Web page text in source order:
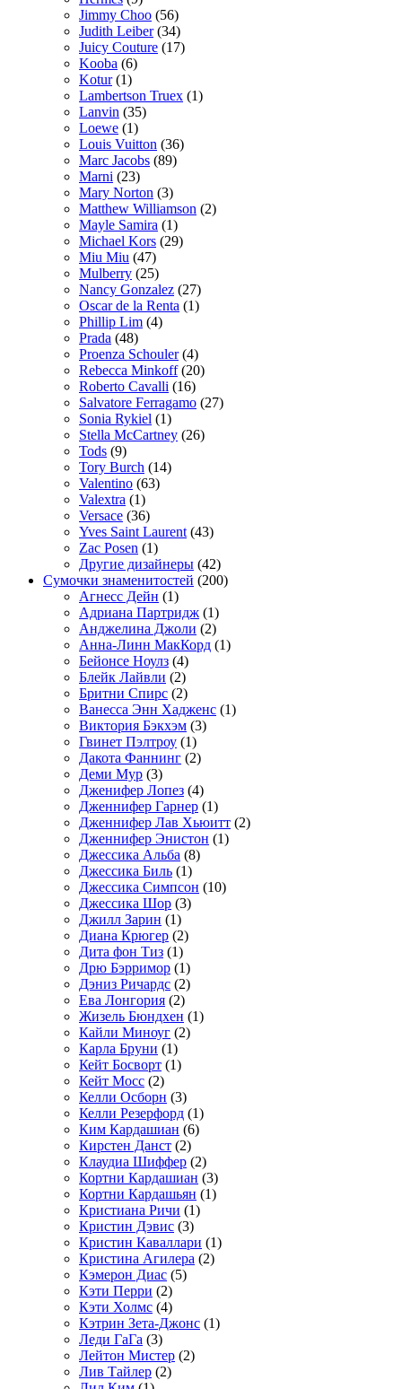
Jimmy Choo (56)
Judith Leiber(34)
Juicy Couture (17)
Kooba (6)
Kotur(1)
Lambertson Truex (1)
Lanvin (35)
Loewe (1)
Louis Vuitton (36)
Marc Jacobs (89)
Marni (23)
Mary Norton (3)
Matthew Williamson (2)
Mayle Samira (1)
Michael Kors (29)
Miu Miu (47)
Mulberry (25)
Nancy Gonzalez (27)
Oscar de la Renta (1)
Phillip Lim (4)
Prada (48)
Proenza Schouler(4)
Rebecca Minkoff(20)
Roberto Cavalli (16)
Salvatore Ferragamo (27)
Sonia Rykiel (1)
Stella McCartney (26)
Tods (9)
Tory Burch (14)
Valentino (63)
Valextra (1)
Versace (36)
Yves Saint Laurent (43)
Zac Posen (1)
Другие дизайнеры (42)
Сумочки знаменитостей (200)
Агнесс Дейн (1)
Адриана Партридж (1)
Анджелина Джоли (2)
Анна-Линн МакКорд (1)
Бейонсе Ноулз (4)
Блейк Лайвли (2)
Бритни Спирс (2)
Ванесса Энн Хадженс (1)
Виктория Бэкхэм (3)
Гвинет Пэлтроу (1)
Дакота Фаннинг (2)
Деми Мур (3)
Дженифер Лопез (4)
Дженнифер Гарнер (1)
Дженнифер Лав Хьюитт (2)
Дженнифер Энистон (1)
Джессика Альба (8)
Джессика Биль (1)
Джессика Симпсон (10)
Джессика Шор (3)
Джилл Зарин (1)
Диана Крюгер (2)
Дита фон Тиз (1)
Дрю Бэрримор (1)
Дэниз Ричардс (2)
Ева Лонгория (2)
Жизель Бюндхен (1)
Кайли Миноуг (2)
Карла Бруни (1)
Кейт Босворт (1)
Кейт Мосс (2)
Келли Осборн (3)
Келли Резерфорд (1)
Ким Кардашиан (6)
Кирстен Данст (2)
Клаудиа Шиффер (2)
Кортни Кардашиан (3)
Кортни Кардашьян (1)
Кристиана Ричи (1)
Кристин Дэвис (3)
Кристин Каваллари (1)
Кристина Агилера (2)
Кэмерон Диас (5)
Кэти Перри (2)
Кэти Холмс (4)
Кэтрин Зета-Джонс (1)
Леди ГаГа (3)
Лейтон Мистер (2)
Лив Тайлер (2)